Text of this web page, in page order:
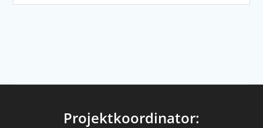
Projektkoordinator: